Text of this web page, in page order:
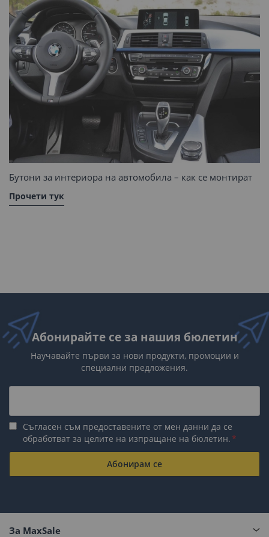
Бутони за интериора на автомобила – как се монтират
Прочети тук
Абонирайте се за нашия бюлетин
Научавайте първи за нови продукти, промоции и
специални предложения.
Съгласен съм предоставените от мен данни да се
обработват за целите на изпращане на бюлетин.
Абонирам се
За MaxSale